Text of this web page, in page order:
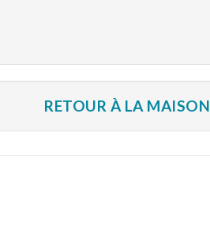
RETOUR À LA MAISON